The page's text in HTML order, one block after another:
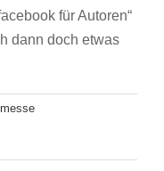
für Autoren“
dann doch etwas